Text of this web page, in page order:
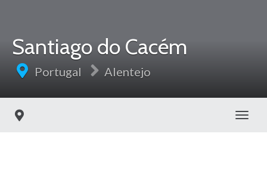
Santiago do Cacém
Portugal Alentejo